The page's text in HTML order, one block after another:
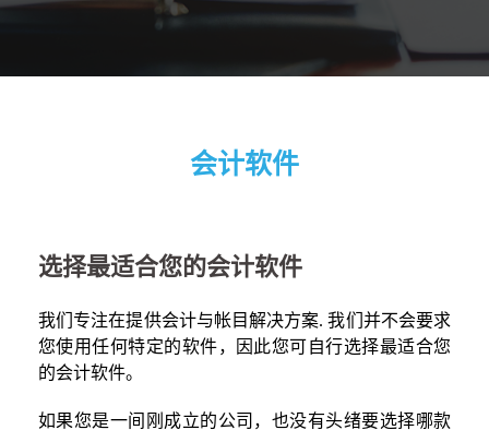
会计软件
选择最适合您的会计软件
我们专注在提供会计与帐目解决方案. 我们并不会要求
您使用任何特定的软件，因此您可自行选择最适合您
的会计软件。
如果您是一间刚成立的公司，也没有头绪要选择哪款